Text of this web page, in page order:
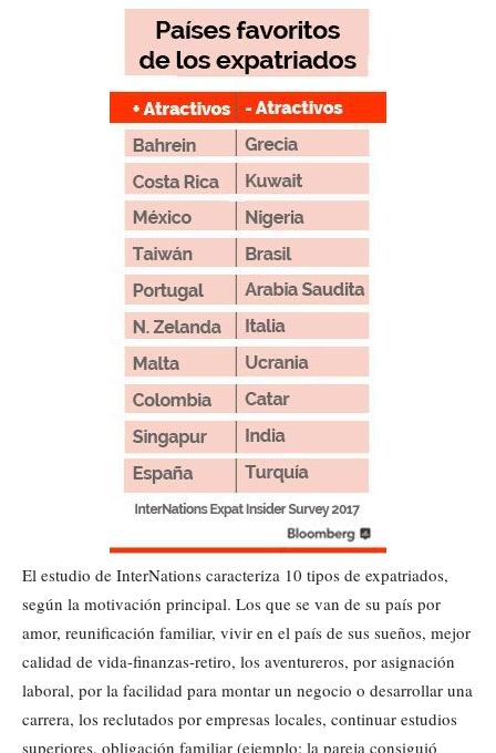
El estudio de InterNations caracteriza 10 tipos de expatriados,
según la motivación principal. Los que se van de su país por
amor, reunificación familiar, vivir en el país de sus sueños, mejor
calidad de vida-finanzas-retiro, los aventureros, por asignación
laboral, por la facilidad para montar un negocio o desarrollar una
carrera, los reclutados por empresas locales, continuar estudios
superiores, obligación familiar (ejemplo: la pareja consiguió